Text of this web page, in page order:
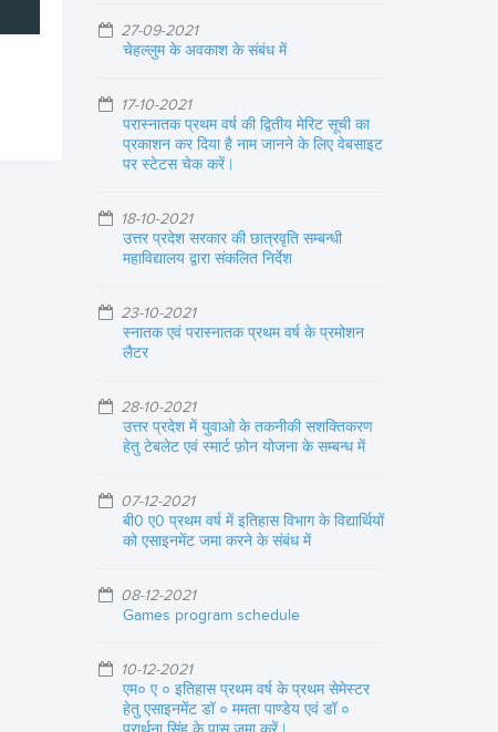
27-09-2021
चेहल्लुम के अवकाश के संबंध में
17-10-2021
परास्नातक प्रथम वर्ष की द्वितीय मेरिट सूची का
प्रकाशन कर दिया है नाम जानने के लिए वेबसाइट
पर स्टेटस चेक करें |
18-10-2021
उत्तर प्रदेश सरकार की छात्रवृति सम्बन्धी
महाविद्यालय द्वारा संकलित निर्देश
23-10-2021
स्नातक एवं परास्नातक प्रथम वर्ष के प्रमोशन
लैटर
28-10-2021
उत्तर प्रदेश में युवाओ के तकनीकी सशक्तिकरण
हेतु टेबलेट एवं स्मार्ट फ़ोन योजना के सम्बन्ध में
07-12-2021
बी0 ए0 प्रथम वर्ष में इतिहास विभाग के विद्यार्थियों
को एसाइनमेंट जमा करने के संबंध में
08-12-2021
Games program schedule
10-12-2021
एम० ए ० इतिहास प्रथम वर्ष के प्रथम सेमेस्टर
हेतु एसाइनमेंट डॉ ० ममता पाण्डेय एवं डॉ ०